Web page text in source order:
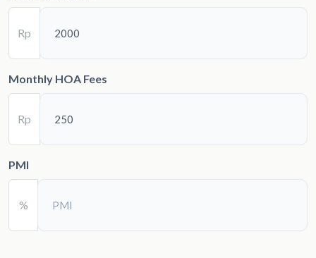
Rp
Monthly HOA Fees
Rp
PMI
%